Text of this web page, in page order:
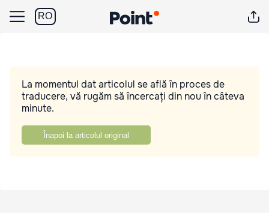
RO
La momentul dat articolul se află în proces de
traducere, vă rugăm să încercați din nou în câteva
minute.
Înapoi la articolul original